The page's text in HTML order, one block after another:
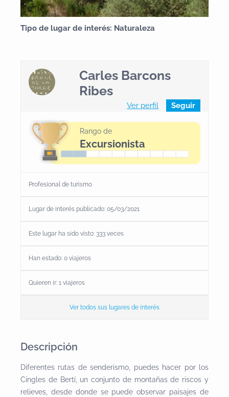
Tipo de lugar de interés: Naturaleza
Carles Barcons
Ribes
Ver perfil Seguir
Rango de
Excursionista
Profesional de turismo
Lugar de interés publicado: 05/03/2021
Este lugar ha sido visto: 333 veces
Han estado: 0 viajeros
Quieren ir: 1 viajeros
Ver todos sus lugares de interés
Descripción
Diferentes rutas de senderismo, puedes hacer por los
Cingles de Bertí, un conjunto de montañas de riscos y
relieves, desde donde se puede observar paisajes de